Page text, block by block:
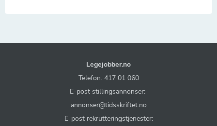
Legejobber.no
Telefon: 417 01 060
E-post stillingsannonser:
annonser@tidsskriftet.no
E-post rekrutteringstjenester: